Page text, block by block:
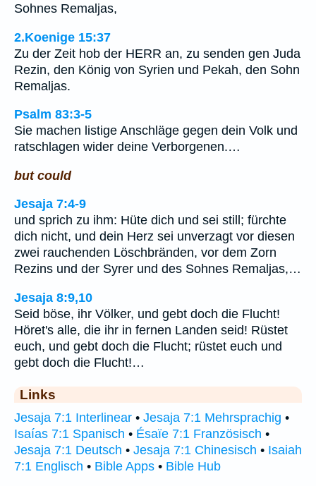
Sohnes Remaljas,
2.Koenige 15:37
Zu der Zeit hob der HERR an, zu senden gen Juda
Rezin, den König von Syrien und Pekah, den Sohn
Remaljas.
Psalm 83:3-5
Sie machen listige Anschläge gegen dein Volk und
ratschlagen wider deine Verborgenen.…
but could
Jesaja 7:4-9
und sprich zu ihm: Hüte dich und sei still; fürchte
dich nicht, und dein Herz sei unverzagt vor diesen
zwei rauchenden Löschbränden, vor dem Zorn
Rezins und der Syrer und des Sohnes Remaljas,…
Jesaja 8:9,10
Seid böse, ihr Völker, und gebt doch die Flucht!
Höret's alle, die ihr in fernen Landen seid! Rüstet
euch, und gebt doch die Flucht; rüstet euch und
gebt doch die Flucht!…
Links
Jesaja 7:1 Interlinear • Jesaja 7:1 Mehrsprachig •
Isaías 7:1 Spanisch • Ésaïe 7:1 Französisch •
Jesaja 7:1 Deutsch • Jesaja 7:1 Chinesisch • Isaiah
7:1 Englisch • Bible Apps • Bible Hub